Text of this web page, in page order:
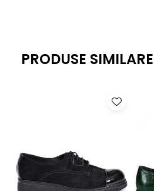
PRODUSE SIMILARE